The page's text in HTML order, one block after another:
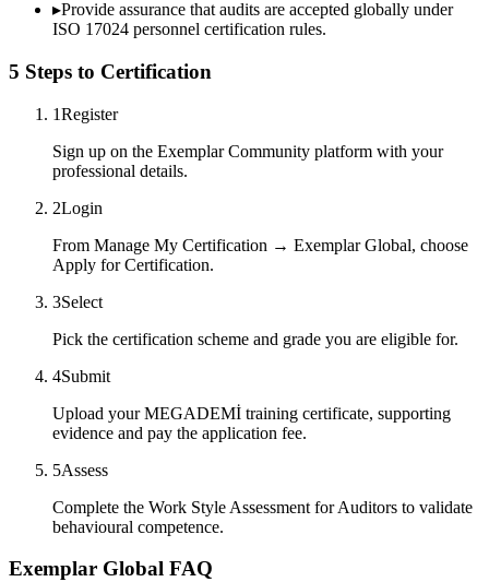
▸Provide assurance that audits are accepted globally under
ISO 17024 personnel certification rules.
5 Steps to Certification
1Register
Sign up on the Exemplar Community platform with your
professional details.
2Login
From Manage My Certification → Exemplar Global, choose
Apply for Certification.
3Select
Pick the certification scheme and grade you are eligible for.
4Submit
Upload your MEGADEMİ training certificate, supporting
evidence and pay the application fee.
5Assess
Complete the Work Style Assessment for Auditors to validate
behavioural competence.
Exemplar Global FAQ